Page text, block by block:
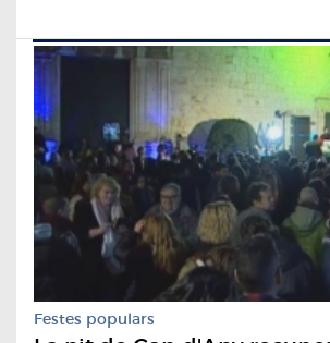
Festes populars